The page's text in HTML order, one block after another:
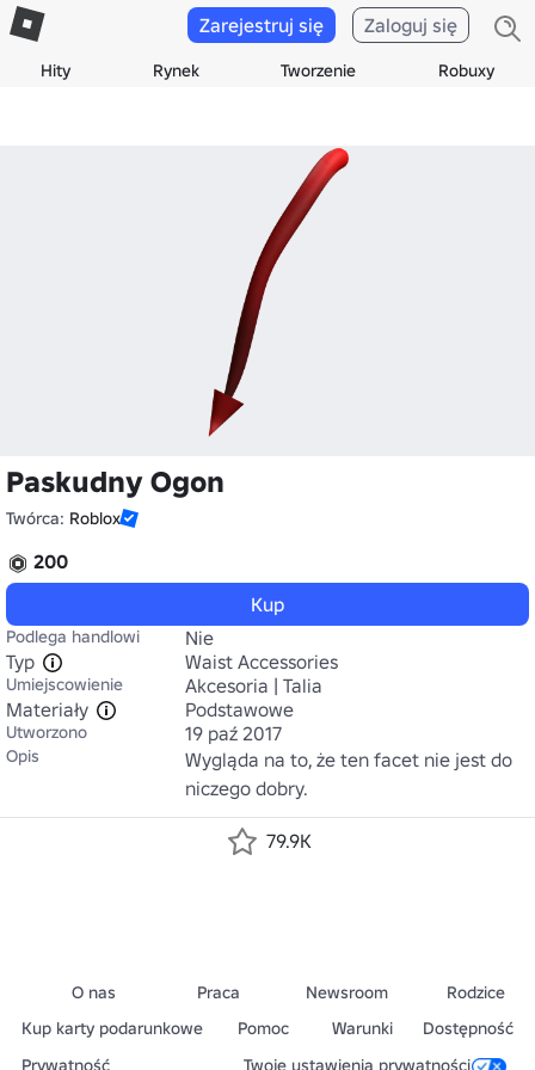
Hity Rynek Tworzenie Robuxy
Zarejestruj się Zaloguj się
Paskudny Ogon
Twórca: Roblox
200
Kup
Podlega handlowi
Nie
Typ
Waist Accessories
Umiejscowienie
Akcesoria | Talia
Materiały
Podstawowe
Utworzono 19 paź 2017
Opis
Wygląda na to, że ten facet nie jest do
niczego dobry.
79.9K
O nas Praca Newsroom
Rodzice
Kup karty podarunkowe
Pomoc Warunki
Dostępność
Prywatność
Twoje ustawienia prywatności